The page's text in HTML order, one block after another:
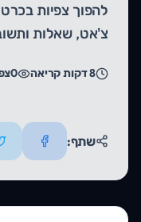
להפוך צפיות
צ'אט, שאלות
8דקות קריאה 0
שתף: